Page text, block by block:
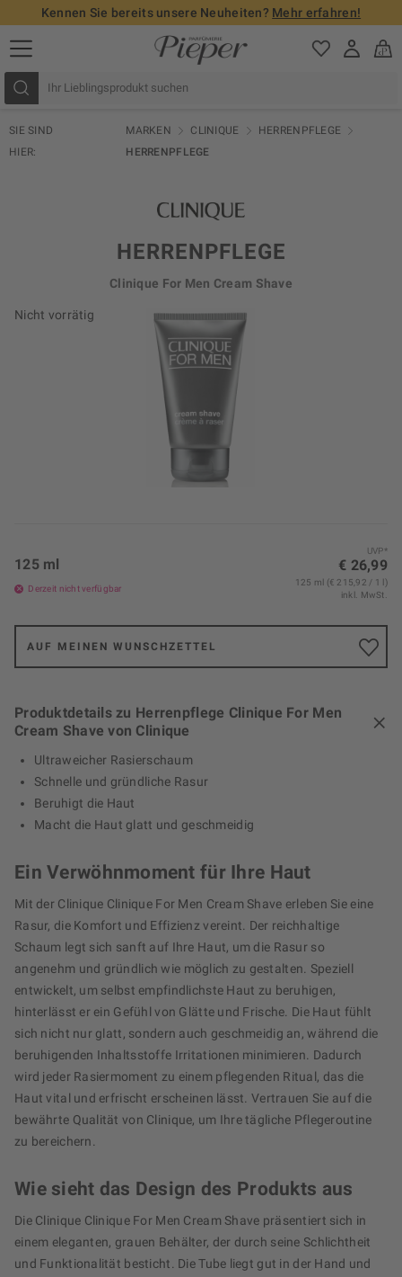
Kennen Sie bereits unsere Neuheiten? Mehr erfahren!
SIE SIND
HIER:
MARKEN CLINIQUE
HERRENPFLEGE
HERRENPFLEGE
Nicht vorrätig
HERRENPFLEGE
Clinique For Men Cream Shave
UVP*
€ 26,99
125 ml
Derzeit nicht verfügbar
125 ml (€ 215,92 / 1 l)
inkl. MwSt.
AUF MEINEN WUNSCHZETTEL
Produktdetails zu Herrenpflege Clinique For Men
Cream Shave von Clinique
Ultraweicher Rasierschaum
Schnelle und gründliche Rasur
Beruhigt die Haut
Macht die Haut glatt und geschmeidig
Ein Verwöhnmoment für Ihre Haut
Mit der Clinique Clinique For Men Cream Shave erleben Sie eine
Rasur, die Komfort und Effizienz vereint. Der reichhaltige
Schaum legt sich sanft auf Ihre Haut, um die Rasur so
angenehm und gründlich wie möglich zu gestalten. Speziell
entwickelt, um selbst empfindlichste Haut zu beruhigen,
hinterlässt er ein Gefühl von Glätte und Frische. Die Haut fühlt
sich nicht nur glatt, sondern auch geschmeidig an, während die
beruhigenden Inhaltsstoffe Irritationen minimieren. Dadurch
wird jeder Rasiermoment zu einem pflegenden Ritual, das die
Haut vital und erfrischt erscheinen lässt. Vertrauen Sie auf die
bewährte Qualität von Clinique, um Ihre tägliche Pflegeroutine
zu bereichern.
Wie sieht das Design des Produkts aus
Die Clinique Clinique For Men Cream Shave präsentiert sich in
einem eleganten, grauen Behälter, der durch seine Schlichtheit
und Funktionalität besticht. Die Tube liegt gut in der Hand und